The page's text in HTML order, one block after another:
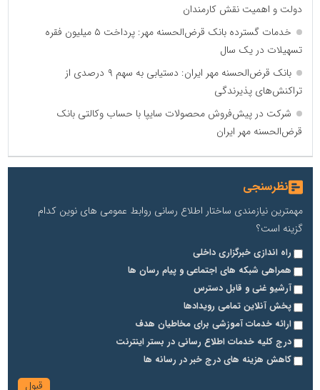
دولت و اهمیت نقش کارمندان
خدمات گسترده بانک قرض‌الحسنه مهر: پرداخت ۵ میلیون فقره
تسهیلات در یک سال
بانک قرض‌الحسنه مهر ایران: دستیابی به سهم ۹ درصدی از
تراکنش‌های پذیرندگی
شرکت در پیش‌فروش محصولات سایپا با حساب وکالتی بانک
قرض‌الحسنه مهر ایران
نظرسنجی
مهمترین نیازمندی ساختار اطلاع رسانی روابط عمومی های نوین کدام
گزینه است؟
راه اندازی خبرگزاری داخلی
همراهی شبکه های اجتماعی و پیام رسان ها
آرشیو غنی و قابل دسترس
پخش آنلاین تمامی رویدادها
ارائه خدمات آموزشی برای مخاطیان هدف
درج کلیه خدمات اطلاع رسانی در بستر اینترنت
کاهش هزینه های درج خبر در رسانه ها